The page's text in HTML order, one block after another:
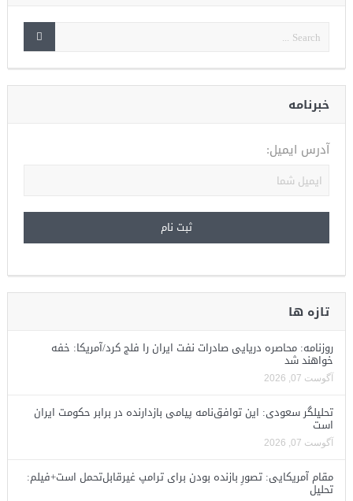
خبرنامه
آدرس ایمیل:
تازه ها
روزنامه: محاصره دریایی صادرات نفت ایران را فلج کرد/آمریکا: خفه
خواهند شد
آگوست 07, 2026
تحلیلگر سعودی: این توافق‌نامه پیامی بازدارنده در برابر حکومت ایران
است
آگوست 07, 2026
مقام آمریکایی: تصورِ بازنده بودن برای ترامپ غیرقابل‌تحمل است+فیلم:
تحلیل